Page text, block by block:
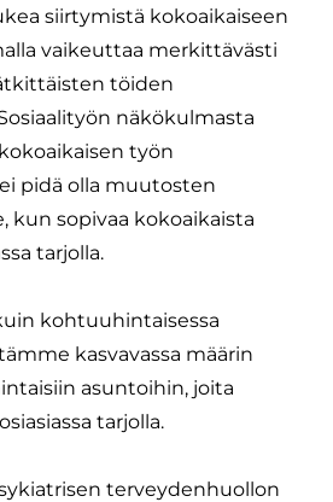
siirtymistä kokoaikaiseen
vaikeuttaa merkittävästi
töiden
näkökulmasta
työn
pidä olla muutosten
kun sopivaa kokoaikaista
tarjolla.
kohtuuhintaisessa
kasvavassa määrin
asuntoihin, joita
tarjolla.
terveydenhuollon